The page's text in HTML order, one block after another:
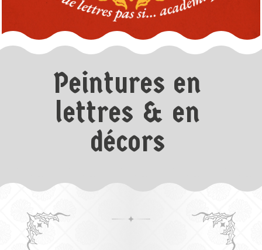
Peintures en
lettres & en
décors